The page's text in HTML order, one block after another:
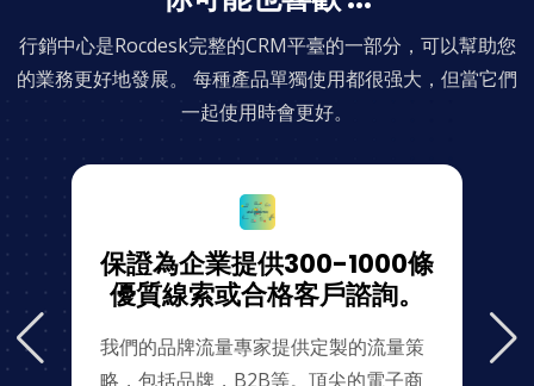
行銷中心是Rocdesk完整的CRM平臺的一部分，可以幫助您
的業務更好地發展。 每種產品單獨使用都很强大，但當它們
一起使用時會更好。
保證為企業提供300-1000條
優質線索或合格客戶諮詢。
我們的品牌流量專家提供定製的流量策
略，包括品牌，B2B等。頂尖的電子商